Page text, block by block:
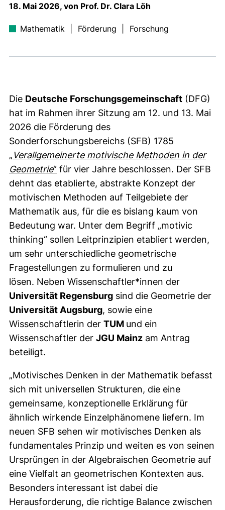
18. Mai 2026, von Prof. Dr. Clara Löh
Mathematik Förderung Forschung
Die Deutsche Forschungsgemeinschaft (DFG)
hat im Rahmen ihrer Sitzung am 12. und 13. Mai
2026 die Förderung des
Sonderforschungsbereichs (SFB) 1785
„Verallgemeinerte motivische Methoden in der
Geometrie“(externer Link, öffnet neues Fenster)
für vier Jahre beschlossen. Der SFB
dehnt das etablierte, abstrakte Konzept der
motivischen Methoden auf Teilgebiete der
Mathematik aus, für die es bislang kaum von
Bedeutung war. Unter dem Begriff „motivic
thinking“ sollen Leitprinzipien etabliert werden,
um sehr unterschiedliche geometrische
Fragestellungen zu formulieren und zu
lösen. Neben Wissenschaftler*innen der
Universität Regensburg sind die Geometrie der
Universität Augsburg, sowie eine
Wissenschaftlerin der TUM und ein
Wissenschaftler der JGU Mainz am Antrag
beteiligt.
„Motivisches Denken in der Mathematik befasst
sich mit universellen Strukturen, die eine
gemeinsame, konzeptionelle Erklärung für
ähnlich wirkende Einzelphänomene liefern. Im
neuen SFB sehen wir motivisches Denken als
fundamentales Prinzip und weiten es von seinen
Ursprüngen in der Algebraischen Geometrie auf
eine Vielfalt an geometrischen Kontexten aus.
Besonders interessant ist dabei die
Herausforderung, die richtige Balance zwischen